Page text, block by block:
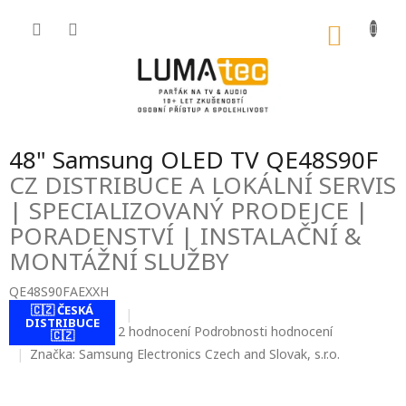
48" Samsung OLED TV QE48S90F
CZ DISTRIBUCE A LOKÁLNÍ SERVIS
| SPECIALIZOVANÝ PRODEJCE |
PORADENSTVÍ | INSTALAČNÍ &
MONTÁŽNÍ SLUŽBY
QE48S90FAEXXH
🇨🇿 ČESKÁ
DISTRIBUCE
🇨🇿
Průměrné
hodnocení
produktu
2 hodnocení Podrobnosti hodnocení
Značka: Samsung Electronics Czech and Slovak, s.r.o.